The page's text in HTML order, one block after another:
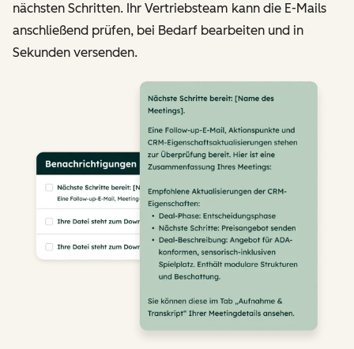
nächsten Schritten. Ihr Vertriebsteam kann die E-Mails
anschließend prüfen, bei Bedarf bearbeiten und in
Sekunden versenden.